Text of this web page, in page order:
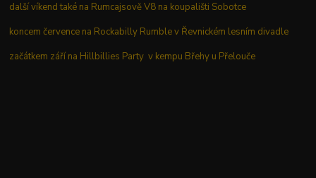
další víkend také na Rumcajsově V8 na koupališti Sobotce
koncem července na Rockabilly Rumble v Řevnickém lesním divadle
začátkem září na Hillbillies Party v kempu Břehy u Přelouče